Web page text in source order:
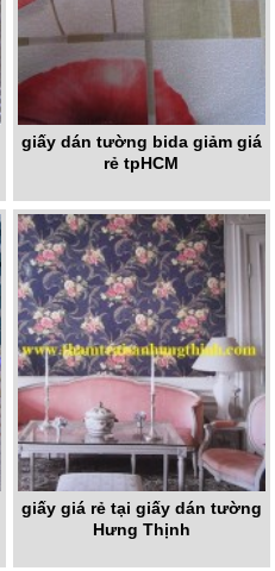
giấy dán tường bida giảm giá
rẻ tpHCM
giấy giá rẻ tại giấy dán tường
Hưng Thịnh